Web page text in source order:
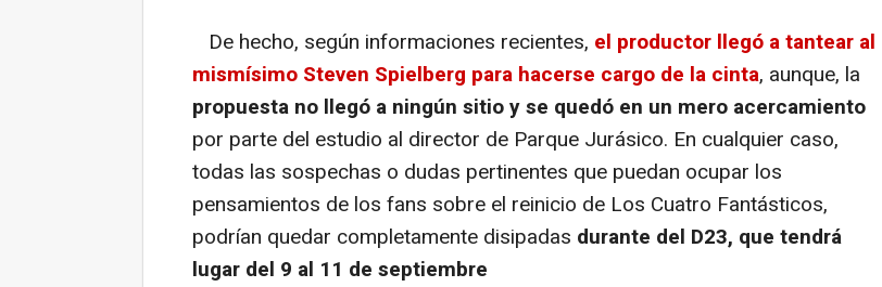
De hecho, según informaciones recientes, el productor llegó a tantear al
mismísimo Steven Spielberg para hacerse cargo de la cinta, aunque, la
propuesta no llegó a ningún sitio y se quedó en un mero acercamiento
por parte del estudio al director de Parque Jurásico. En cualquier caso,
todas las sospechas o dudas pertinentes que puedan ocupar los
pensamientos de los fans sobre el reinicio de Los Cuatro Fantásticos,
podrían quedar completamente disipadas durante del D23, que tendrá
lugar del 9 al 11 de septiembre